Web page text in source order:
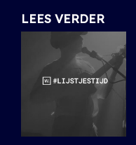
LEES VERDER